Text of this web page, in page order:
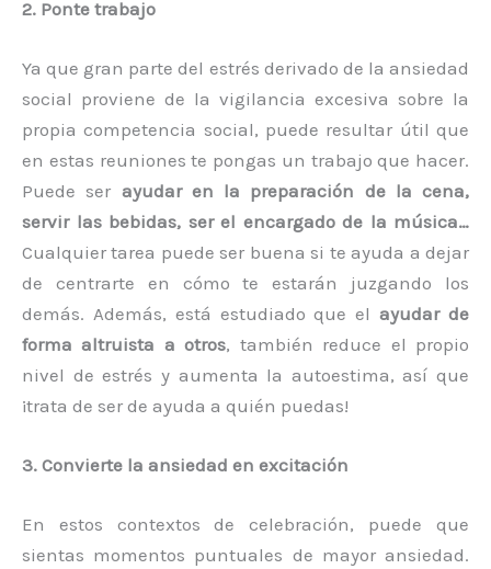
2. Ponte trabajo
Ya que gran parte del estrés derivado de la ansiedad
social proviene de la vigilancia excesiva sobre la
propia competencia social, puede resultar útil que
en estas reuniones te pongas un trabajo que hacer.
Puede ser ayudar en la preparación de la cena,
servir las bebidas, ser el encargado de la música…
Cualquier tarea puede ser buena si te ayuda a dejar
de centrarte en cómo te estarán juzgando los
demás. Además, está estudiado que elayudar de
forma altruista a otros, también reduce el propio
nivel de estrés y aumenta la autoestima, así que
¡trata de ser de ayuda a quién puedas!
3. Convierte la ansiedad en excitación
En estos contextos de celebración, puede que
sientas momentos puntuales de mayor ansiedad.